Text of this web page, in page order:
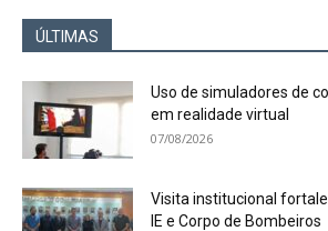
ÚLTIMAS
Uso de simuladores de
em realidade virtual
07/08/2026
Visita institucional
IE e Corpo de Bombeiros